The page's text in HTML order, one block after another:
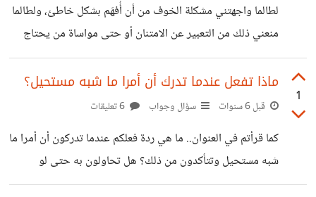
لطالما واجهتني مشكلة الخوف من أن أُفهَم بشكل خاطئ، ولطالما
منعني ذلك من التعبير عن الامتنان أو حتى مواساة من يحتاج
المواساة. أحيانًا، يكون أستاذًا جامعيًا أود أن أشكره، فأتردد خشية
أن يظن أني أشكره بنية غير أكاديمية لشيوع ذلك. أحيانًا تكون
زميلة أريد مواساتها، خاصة في المجتمع الغربي الذي أعيش به
للشخص. أريد أن أشعرهم أن لهم صوت يُسمع وأحد يشعر بهم،
ولكني أخاف أن أُفهم بشكل خاطئ فأنا بفعلتي غريبة
1
ماذا تفعل عندما تدرك أن أمرا ما شبه مستحيل؟
قبل 6 سنوات سؤال وجواب
كما قرأتم في العنوان.. ما هي ردة فعلكم عندما تدركون أن أمرا ما
شبه مستحيل وتتأكدون من ذلك؟ هل تحاولون به حتى لو
استنزف بعضا من طاقتكم؟ أم أنكم تستسلمون للأمر الواقع